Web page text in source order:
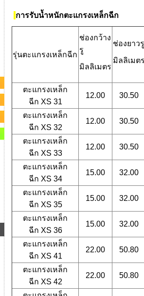
การรับน้ำหนักตะแกรงเหล็กฉีก
รุ่นตะแกรงเหล็กฉีก
ช่องกว้าง
รู
มิลลิเมตร
ช่องยาวรู
มิลลิเมตร
ตะแกรงเหล็ก
ฉีก XS 31
12.00 30.50
ตะแกรงเหล็ก
ฉีก XS 32
12.00 30.50
ตะแกรงเหล็ก
ฉีก XS 33
12.00 30.50
ตะแกรงเหล็ก
ฉีก XS 34
15.00 32.00
ตะแกรงเหล็ก
ฉีก XS 35
15.00 32.00
ตะแกรงเหล็ก
ฉีก XS 36
15.00 32.00
ตะแกรงเหล็ก
ฉีก XS 41
22.00 50.80
ตะแกรงเหล็ก
ฉีก XS 42
22.00 50.80